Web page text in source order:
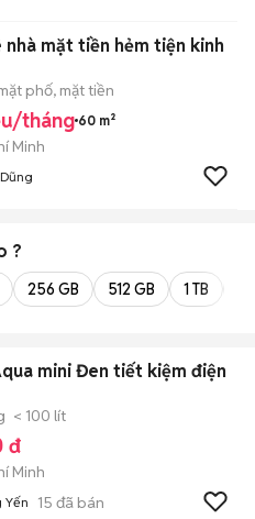
nhà mặt tiền hẻm tiện kinh
phố, mặt tiền
tháng 60 m²
Minh
?
256 GB 512 GB 1 TB
mini Đen tiết kiệm điện
< 100 lít
đ
Minh
Yến 15 đã bán